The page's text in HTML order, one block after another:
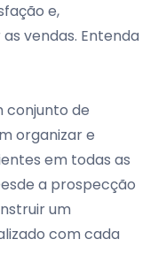
e,
vendas. Entenda
conjunto de
organizar e
em todas as
a prospecção
um
com cada